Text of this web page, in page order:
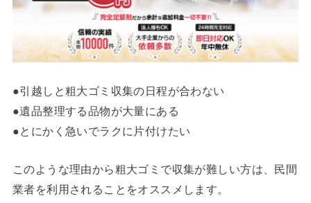
●引越しと粗大ゴミ収集の日程が合わない
●遺品整理する品物が大量にある
●とにかく急いでラクに片付けたい
このような理由から粗大ゴミで収集が難しい方は、民間
業者を利用されることをオススメします。